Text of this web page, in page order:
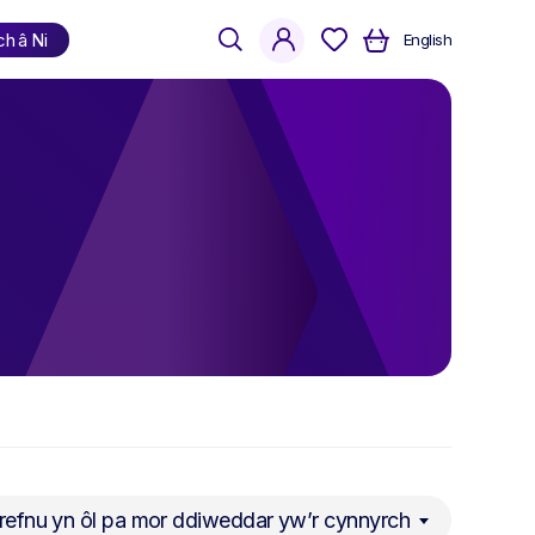
Cymraeg
â Ni English
searchaccount
yn ôl pa mor ddiweddar yw’r cynnyrch